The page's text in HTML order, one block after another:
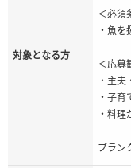
対象となる方
＜必須
・魚を
＜応募
・主夫
・子育
・料理
ブラン